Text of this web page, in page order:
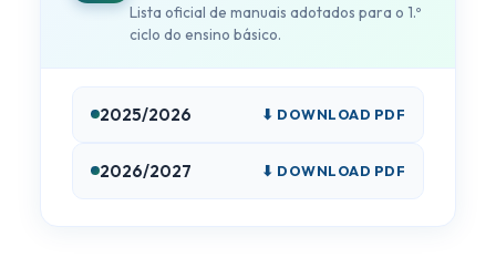
Lista oficial de manuais adotados para o 1.º
ciclo do ensino básico.
2025/2026 ⬇ DOWNLOAD PDF
2026/2027 ⬇ DOWNLOAD PDF